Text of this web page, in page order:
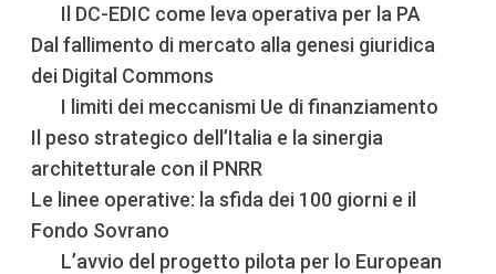
Il DC-EDIC come leva operativa per la PA
Dal fallimento di mercato alla genesi giuridica
dei Digital Commons
I limiti dei meccanismi Ue di finanziamento
Il peso strategico dell’Italia e la sinergia
architetturale con il PNRR
Le linee operative: la sfida dei 100 giorni e il
Fondo Sovrano
L’avvio del progetto pilota per lo European